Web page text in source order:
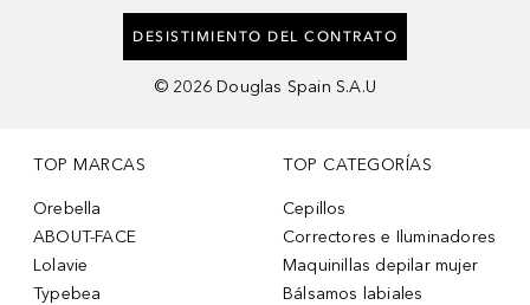
DESISTIMIENTO DEL CONTRATO
© 2026 Douglas Spain S.A.U
TOP MARCAS
Orebella
ABOUT-FACE
Lolavie
Typebea
TOP CATEGORÍAS
Cepillos
Correctores e Iluminadores
Maquinillas depilar mujer
Bálsamos labiales